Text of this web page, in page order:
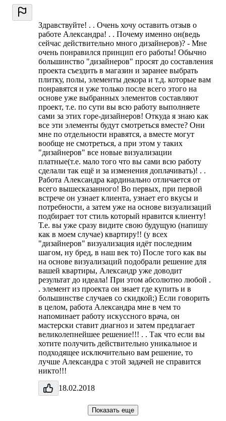
Здравствуйте! . . Очень хочу оставить отзыв о
работе Александра! . . Почему именно он(ведь
сейчас действительно много дизайнеров)? - Мне
очень понравился принцип его работы! Обычно
большинство "дизайнеров" просят до составления
проекта съездить в магазин и заранее выбрать
плитку, полы, элементы декора и т.д. которые вам
понравятся и уже только после всего этого на
основе уже выбранных элементов составляют
проект, т.е. по сути вы всю работу выполняете
сами за этих горе-дизайнеров! Откуда я знаю как
все эти элементы будут смотреться вместе? Они
мне по отдельности нравятся, а вместе могут
вообще не смотреться, а при этом у таких
"дизайнеров" все новые визуализации
платные(т.е. мало того что вы сами всю работу
сделали так ещё и за изменения доплачивать)! . .
Работа Александра кардинально отличается от
всего вышесказанного! Во первых, при первой
встрече он узнает клиента, узнает его вкусы и
потребности, а затем уже на основе визуализаций
подбирает тот стиль который нравится клиенту!
Т.е. вы уже сразу видите свою будущую (напишу
как в моем случае) квартиру!! (у всех
"дизайнеров" визуализация идёт последним
шагом, ну бред, в наш век то) После того как вы
на основе визуализаций подобрали решение для
вашей квартиры, Александр уже доводит
результат до идеала! При этом абсолютно любой .
. элемент из проекта он знает где купить и в
большинстве случаев со скидкой;) Если говорить
в целом, работа Александра мне в чем то
напоминает работу искуссного врача, он
мастерски ставит диагноз и затем предлагает
великолепнейшее решение!!! . . Так что если вы
хотите получить действительно уникальное и
подходящее исключительно вам решение, то
лучше Александра с этой задачей не справится
никто!!!
18.02.2018
Показать еще